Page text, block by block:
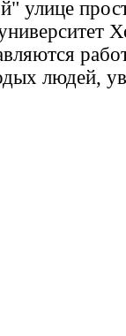
улице
людей,